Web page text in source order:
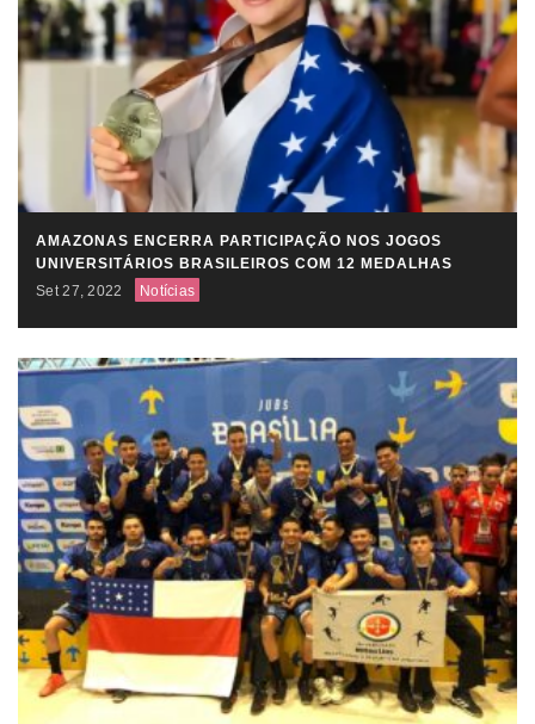
AMAZONAS ENCERRA PARTICIPAÇÃO NOS JOGOS
UNIVERSITÁRIOS BRASILEIROS COM 12 MEDALHAS
Set 27, 2022
Notícias